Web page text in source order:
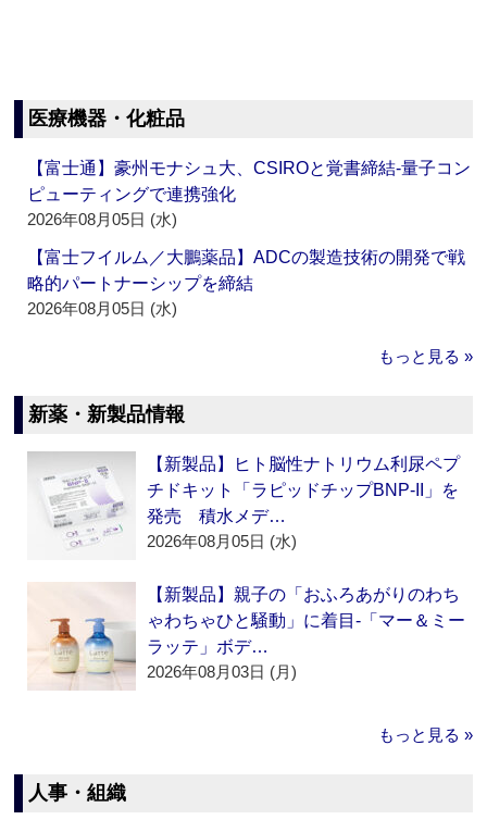
医療機器・化粧品
【富士通】豪州モナシュ大、CSIROと覚書締結‐量子コン
ピューティングで連携強化
2026年08月05日 (水)
【富士フイルム／大鵬薬品】ADCの製造技術の開発で戦
略的パートナーシップを締結
2026年08月05日 (水)
もっと見る »
新薬・新製品情報
【新製品】ヒト脳性ナトリウム利尿ペプ
チドキット「ラピッドチップBNP-II」を
発売 積水メデ…
2026年08月05日 (水)
【新製品】親子の「おふろあがりのわち
ゃわちゃひと騒動」に着目‐「マー＆ミー
ラッテ」ボデ…
2026年08月03日 (月)
もっと見る »
人事・組織